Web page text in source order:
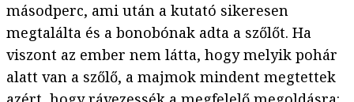
másodperc, ami után a kutató sikeresen
megtalálta és a bonobónak adta a szőlőt. Ha
viszont az ember nem látta, hogy melyik pohár
alatt van a szőlő, a majmok mindent megtettek